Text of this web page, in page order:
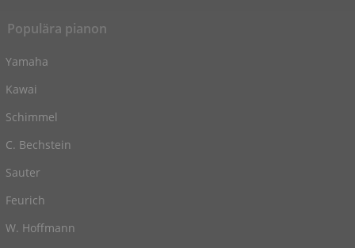
Populära pianon
Yamaha
Kawai
Schimmel
C. Bechstein
Sauter
Feurich
W. Hoffmann